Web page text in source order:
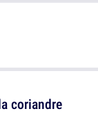
coriandre